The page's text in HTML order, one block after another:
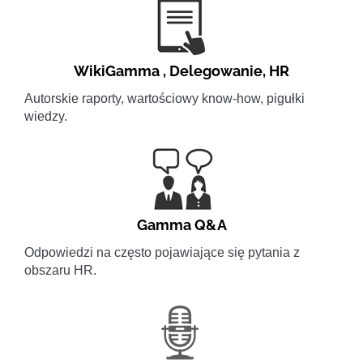
WikiGamma , Delegowanie, HR
Autorskie raporty, wartościowy know-how, pigułki
wiedzy.
Gamma Q&A
Odpowiedzi na często pojawiające się pytania z
obszaru HR.